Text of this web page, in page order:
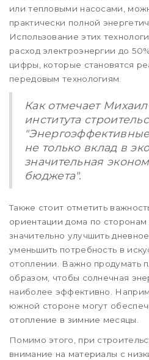
или тепловыми насосами,
практически полной
Использование этих
расход электроэнергии до
цифры, которые становятся
передовым технологиям.
Как отмечает
института
не только вклад в
значительная
бюджета".
Также стоит отметить
ориентации дома по
значительно улучшить
уменьшить потребность в
отоплении. Важно продумать
образом, чтобы солнечная
наиболее эффективно.
южной стороне могут
отопление в зимние месяцы.
Помимо этого, при
внимание на материалы с